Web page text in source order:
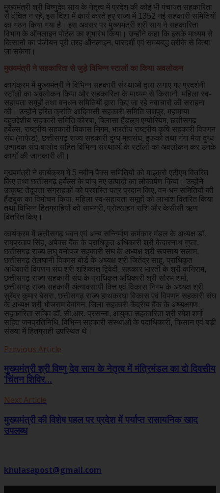
मुख्यमंत्री श्री विष्णुदेव साय के नेतृत्व में प्रदेश की कोई भी पंचायत सहकारिता
से वंचित न रहे, इस दिशा में कार्य करते हुए राज्य में 1352 नई सहकारी समितियों
का गठन किया गया है। इस अवसर पर मुख्यमंत्री श्री साय ने सहकारिता
विभाग के ऑनलाइन पोर्टल का शुभारंभ किया। उन्होंने कहा कि इसके माध्यम से
किसानों का पंजीयन पूरी तरह ऑनलाइन, पारदर्शी एवं समयबद्ध तरीके से किया
जा सकेगा।
मुख्यमंत्री ने सहकारिता से जुड़े विभिन्न स्टालों का किया अवलोकन
कार्यक्रम में मुख्यमंत्री ने विभिन्न सहकारी संस्थाओं द्वारा लगाए गए प्रदर्शनी
स्टॉलों का अवलोकन किया और सहकारिता के माध्यम से किसानों, महिला स्व-
सहायता समूहों तथा वनधन समितियों द्वारा किए जा रहे नवाचारों की सराहना
की। उन्होंने हरित क्रांति आदिवासी सहकारी समिति जशपुर, महामाया
बहुउद्देशीय सहकारी समिति कोरबा, बिलासा हैंडलूम एम्पोरियम, छत्तीसगढ़
हर्बल्स, राष्ट्रीय सहकारी विकास निगम, भारतीय राष्ट्रीय कृषि सहकारी विपणन
संघ (नाफेड), छत्तीसगढ़ राज्य सहकारी दुग्ध महासंघ, इफको तथा गंगा मैया दुग्ध
उत्पादक संघ बालोद सहित विभिन्न संस्थाओं के स्टॉलों का अवलोकन कर उनके
कार्यों की जानकारी ली।
मुख्यमंत्री ने कार्यक्रम में 5 नवीन पैक्स समितियों को माइक्रो एटीएम वितरित
किए तथा छत्तीसगढ़ हर्बल्स के पांच नए उत्पादों का लोकार्पण किया। उन्होंने
उत्कृष्ट तेंदूपत्ता संग्राहकों को प्रशस्ति पत्र प्रदान किए, वन-धन समितियों की
हैंडबुक का विमोचन किया, महिला स्व-सहायता समूहों को लाभांश वितरित किया
तथा विभिन्न हितग्राहियों को सामग्री, प्रोत्साहन राशि और केसीसी ऋण
वितरित किए।
कार्यक्रम में छत्तीसगढ़ भवन एवं अन्य सन्निर्माण कर्मकार मंडल के अध्यक्ष डॉ.
रामप्रताप सिंह, अपेक्स बैंक के प्राधिकृत अधिकारी श्री केदारनाथ गुप्ता,
छत्तीसगढ़ राज्य लघु वनोपज सहकारी संघ के अध्यक्ष श्री रूपसाय सलाम,
छत्तीसगढ़ तेलघानी विकास बोर्ड के अध्यक्ष श्री जितेंद्र साहू, प्राधिकृत
अधिकारी विपणन संघ श्री शशिकांत द्विवेदी, सहकार भारती के श्री कनिराम,
छत्तीसगढ़ राज्य सहकारी संघ के प्राधिकृत अधिकारी श्री सौरभ शर्मा,
छत्तीसगढ़ राज्य सहकारी अंत्यावसायी वित्त एवं विकास निगम के अध्यक्ष श्री
सुरेंद्र कुमार बेसरा, छत्तीसगढ़ राज्य हाथकरघा विकास एवं विपणन सहकारी संघ
के अध्यक्ष श्री भोजराम देवांगन, जिला सहकारी केंद्रीय बैंक के अध्यक्षगण,
सहकारिता सचिव डॉ. सी.आर. प्रसन्ना, आयुक्त सहकारिता श्री रमेश शर्मा
सहित जनप्रतिनिधि, विभिन्न सहकारी संस्थाओं के पदाधिकारी, किसान एवं बड़ी
संख्या में हितग्राही उपस्थित थे।
Previous Article
मुख्यमंत्री श्री विष्णु देव साय के नेतृत्व में मंत्रिमंडल का दो दिवसीय
'चिंतन शिविर...
Next Article
मुख्यमंत्री की विशेष पहल पर प्रदेश में पर्याप्त रासायनिक खाद
उपलब्ध
khulasapost@gmail.com